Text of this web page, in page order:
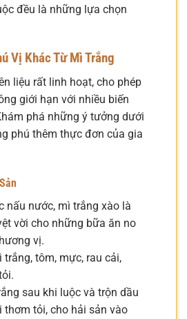
đều là những lựa chọn
Vị Khác Từ Mì Trắng
liệu rất linh hoạt, cho phép
giới hạn với nhiều biến
phá những ý tưởng dưới
phú thêm thực đơn của gia
nấu nước, mì trắng xào là
vời cho những bữa ăn no
vị.
trắng, tôm, mực, rau cải,
sau khi luộc và trộn dầu
thơm tỏi, cho hải sản vào